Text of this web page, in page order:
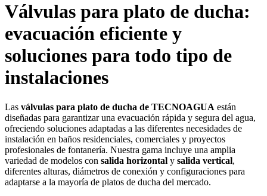
Válvulas para plato de ducha:
evacuación eficiente y
soluciones para todo tipo de
instalaciones
Las válvulas para plato de ducha de TECNOAGUA están
diseñadas para garantizar una evacuación rápida y segura del agua,
ofreciendo soluciones adaptadas a las diferentes necesidades de
instalación en baños residenciales, comerciales y proyectos
profesionales de fontanería. Nuestra gama incluye una amplia
variedad de modelos con salida horizontal y salida vertical,
diferentes alturas, diámetros de conexión y configuraciones para
adaptarse a la mayoría de platos de ducha del mercado.